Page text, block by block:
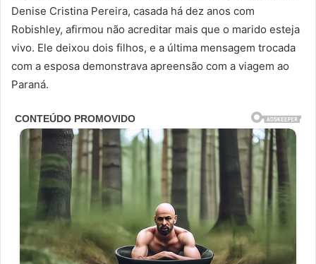
Denise Cristina Pereira, casada há dez anos com
Robishley, afirmou não acreditar mais que o marido esteja
vivo. Ele deixou dois filhos, e a última mensagem trocada
com a esposa demonstrava apreensão com a viagem ao
Paraná.